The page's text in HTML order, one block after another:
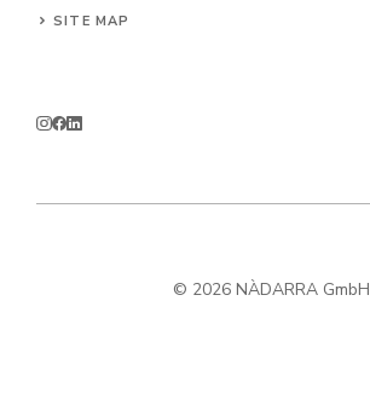
SITE MAP
© 2026 NÀDARRA GmbH